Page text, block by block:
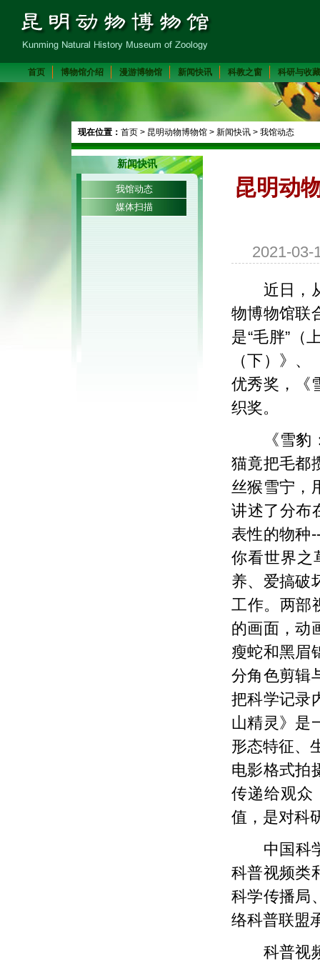
首页 博物馆介绍 漫游博物馆 新闻快讯 科教之窗 科研与收藏
现在位置： 首页 > 昆明动物博物馆 > 新闻快讯 > 我馆动态
新闻快讯
我馆动态
媒体扫描
昆明动
2021-
近日，
物博物馆联
是“毛胖”（
（下）》
优秀奖，《
织奖。
《雪
猫竟把毛都
丝猴雪宁，
讲述了分布
表性的物种
你看世界之
养、爱搞破
工作。两部
的画面，动
瘦蛇和黑眉
分角色剪辑
把科学记录
山精灵》是
形态特征、
电影格式拍
传递给观众
值，是对科
中国科
科普视频类
科学传播局
络科普联盟
科普视